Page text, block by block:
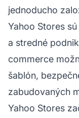
jednoducho
Yahoo Stores
a stredné
commerce
šablón,
zabudovaných
Yahoo Stores